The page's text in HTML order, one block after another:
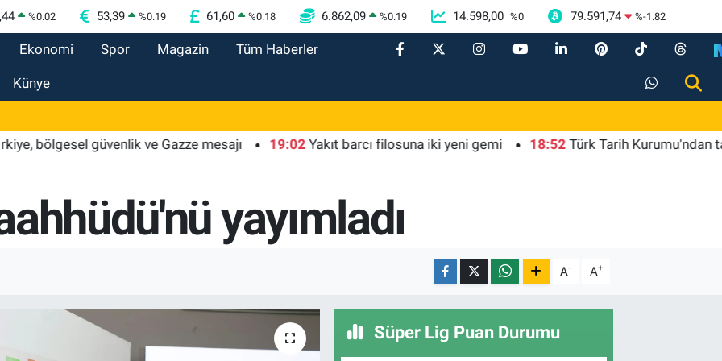
%0.02 53,39 %0.19 61,60 %0.18 6.862,09 %0.19 14.598,00 %0 79.591,74 %-1.82
Ekonomi Spor Magazin Tüm Haberler
Künye
güvenlik ve Gazze mesajı 19:02 Yakıt barcı filosuna iki yeni gemi 18:52 Türk Tarih Kurumu'ndan tarihi
yayımladı
A- A+
Süper Lig Puan Durumu